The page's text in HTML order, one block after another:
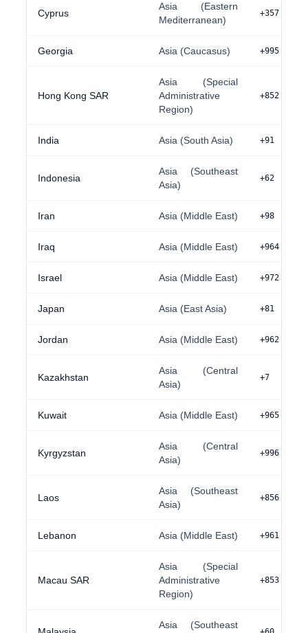
Cyprus
Asia (Eastern
Mediterranean)
+357
Georgia Asia (Caucasus) +995
Hong Kong SAR
Asia (Special
Administrative
Region)
+852
India Asia (South Asia) +91
Indonesia
Asia (Southeast
Asia)
+62
Iran Asia (Middle East) +98
Iraq Asia (Middle East) +964
Israel Asia (Middle East) +972
Japan Asia (East Asia) +81
Jordan Asia (Middle East) +962
Kazakhstan
Asia (Central
Asia)
+7
Kuwait Asia (Middle East) +965
Kyrgyzstan
Asia (Central
Asia)
+996
Laos
Asia (Southeast
Asia)
+856
Lebanon Asia (Middle East) +961
Macau SAR
Asia (Special
Administrative
Region)
+853
Asia (Southeast